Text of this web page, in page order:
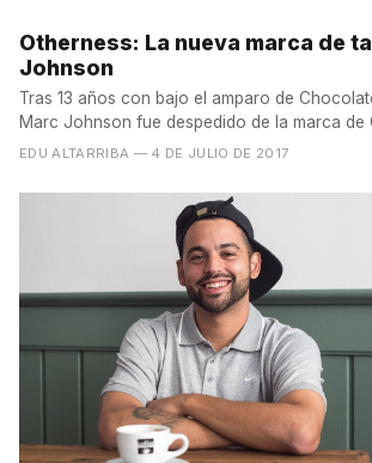
Otherness: La nueva marca de
Johnson
Tras 13 años con bajo el amparo de
Marc Johnson fue despedido de la marca de
EDU ALTARRIBA — 4 DE JULIO DE 2017